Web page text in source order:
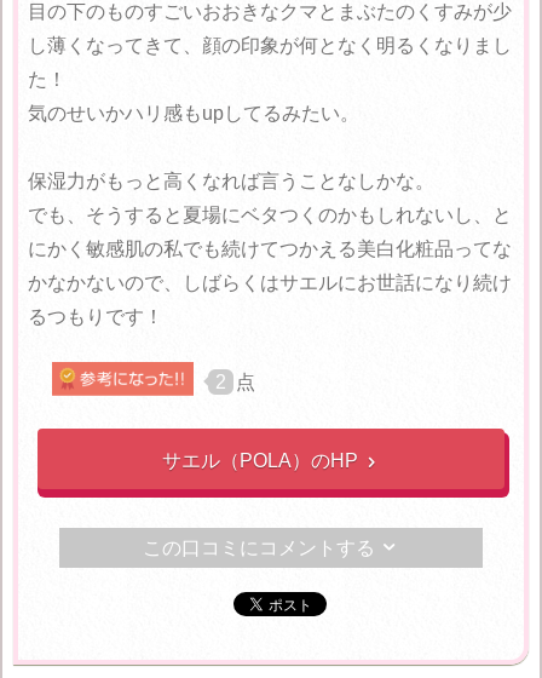
目の下のものすごいおおきなクマとまぶたのくすみが少
し薄くなってきて、顔の印象が何となく明るくなりまし
た！
気のせいかハリ感もupしてるみたい。
保湿力がもっと高くなれば言うことなしかな。
でも、そうすると夏場にベタつくのかもしれないし、と
にかく敏感肌の私でも続けてつかえる美白化粧品ってな
かなかないので、しばらくはサエルにお世話になり続け
るつもりです！
2 点
サエル（POLA）のHP 
この口コミにコメントする 